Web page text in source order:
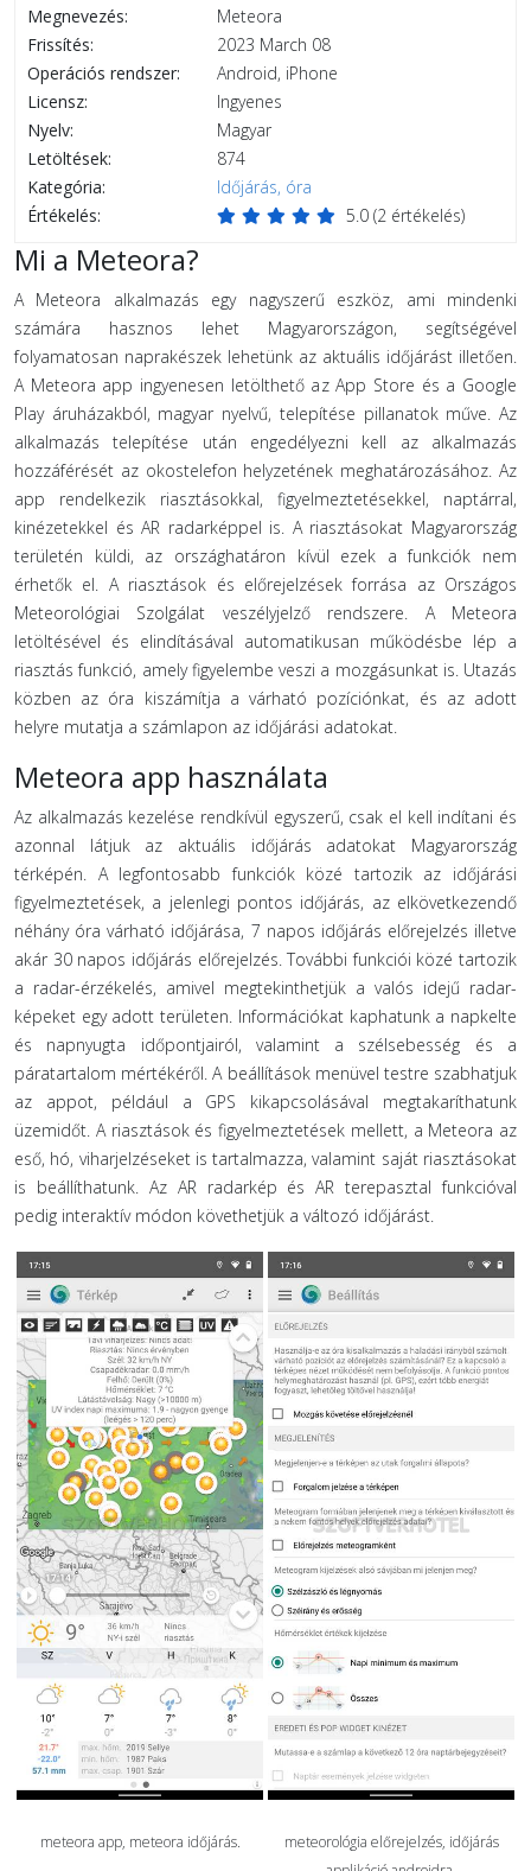
Megnevezés:
Meteora
Frissítés:
2023 March 08
Operációs rendszer:
Android, iPhone
Licensz:
Ingyenes
Nyelv:
Magyar
Letöltések:
874
Kategória:
Időjárás, óra
Értékelés:
5.0 (2 értékelés)
Mi a Meteora?
A Meteora alkalmazás egy nagyszerű eszköz, ami mindenki
számára hasznos lehet Magyarországon, segítségével
folyamatosan naprakészek lehetünk az aktuális időjárást illetően.
A Meteora app ingyenesen letölthető az App Store és a Google
Play áruházakból, magyar nyelvű, telepítése pillanatok műve. Az
alkalmazás telepítése után engedélyezni kell az alkalmazás
hozzáférését az okostelefon helyzetének meghatározásához. Az
app rendelkezik riasztásokkal, figyelmeztetésekkel, naptárral,
kinézetekkel és AR radarképpel is. A riasztásokat Magyarország
területén küldi, az országhatáron kívül ezek a funkciók nem
érhetők el. A riasztások és előrejelzések forrása az Országos
Meteorológiai Szolgálat veszélyjelző rendszere. A Meteora
letöltésével és elindításával automatikusan működésbe lép a
riasztás funkció, amely figyelembe veszi a mozgásunkat is. Utazás
közben az óra kiszámítja a várható pozíciónkat, és az adott
helyre mutatja a számlapon az időjárási adatokat.
Meteora app használata
Az alkalmazás kezelése rendkívül egyszerű, csak el kell indítani és
azonnal látjuk az aktuális időjárás adatokat Magyarország
térképén. A legfontosabb funkciók közé tartozik az időjárási
figyelmeztetések, a jelenlegi pontos időjárás, az elkövetkezendő
néhány óra várható időjárása, 7 napos időjárás előrejelzés illetve
akár 30 napos időjárás előrejelzés. További funkciói közé tartozik
a radar-érzékelés, amivel megtekinthetjük a valós idejű radar-
képeket egy adott területen. Információkat kaphatunk a napkelte
és napnyugta időpontjairól, valamint a szélsebesség és a
páratartalom mértékéről. A beállítások menüvel testre szabhatjuk
az appot, például a GPS kikapcsolásával megtakaríthatunk
üzemidőt. A riasztások és figyelmeztetések mellett, a Meteora az
eső, hó, viharjelzéseket is tartalmazza, valamint saját riasztásokat
is beállíthatunk. Az AR radarkép és AR terepasztal funkcióval
pedig interaktív módon követhetjük a változó időjárást.
meteora app, meteora időjárás.
meteorológia előrejelzés, időjárás